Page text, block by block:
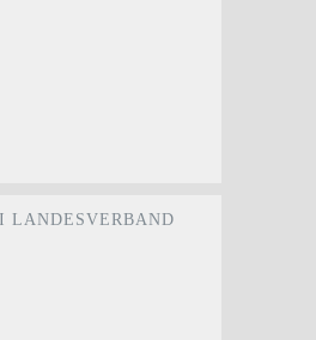
LANDESVERBAND